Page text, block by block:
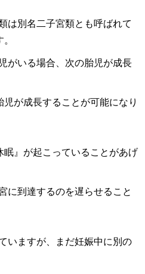
は別名二子宮類とも呼ばれて
がいる場合、次の胎児が成長
が成長することが可能になり
』が起こっていることがあげ
に到達するのを遅らせること
いますが、まだ妊娠中に別の